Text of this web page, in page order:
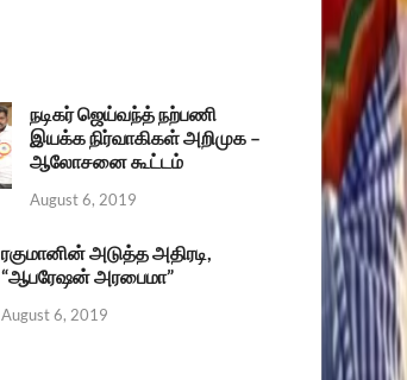
நடிகர் ஜெய்வந்த் நற்பணி
இயக்க நிர்வாகிகள் அறிமுக –
ஆலோசனை கூட்டம்
August 6, 2019
ரகுமானின் அடுத்த அதிரடி,
“ஆபரேஷன் அரபைமா”
August 6, 2019